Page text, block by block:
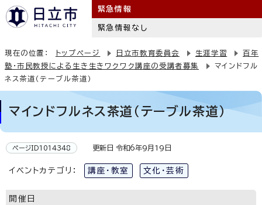
緊急情報
緊急情報なし
現在の位置： トップページ 日立市教育委員会 生涯学習
百年
塾・市民教授による生き生きワクワク講座の受講者募集
マインドフル
ネス茶道（テーブル茶道）
マインドフルネス茶道（テーブル茶道）
ページID1014348 更新日 令和6年9月19日
イベントカテゴリ： 講座・教室 文化・芸術
開催日